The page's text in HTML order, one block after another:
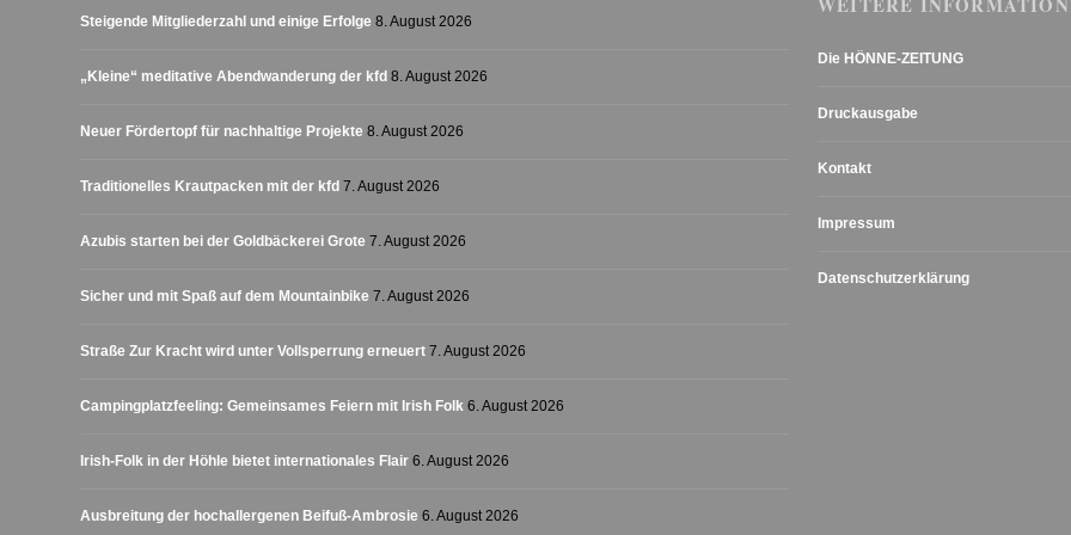
Steigende Mitgliederzahl und einige Erfolge 8. August 2026
„Kleine“ meditative Abendwanderung der kfd 8. August 2026
Neuer Fördertopf für nachhaltige Projekte 8. August 2026
Traditionelles Krautpacken mit der kfd 7. August 2026
Azubis starten bei der Goldbäckerei Grote 7. August 2026
Sicher und mit Spaß auf dem Mountainbike 7. August 2026
Straße Zur Kracht wird unter Vollsperrung erneuert 7. August 2026
Campingplatzfeeling: Gemeinsames Feiern mit Irish Folk 6. August 2026
Irish-Folk in der Höhle bietet internationales Flair 6. August 2026
Ausbreitung der hochallergenen Beifuß-Ambrosie 6. August 2026
Die HÖNNE-ZEITUNG
Druckausgabe
Kontakt
Impressum
Datenschutzerklärung